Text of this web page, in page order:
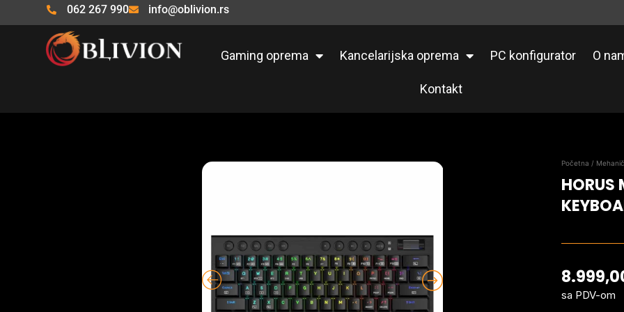
na
062 267 990 info@oblivion.rs
Gaming oprema Kancelarijska oprema PC konfigurator O
Kontakt
Početna /
HORUS
sa PDV-om